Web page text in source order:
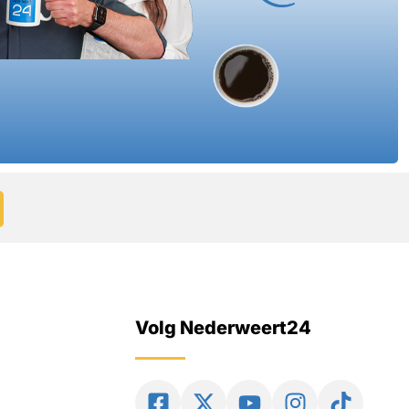
Volg Nederweert24